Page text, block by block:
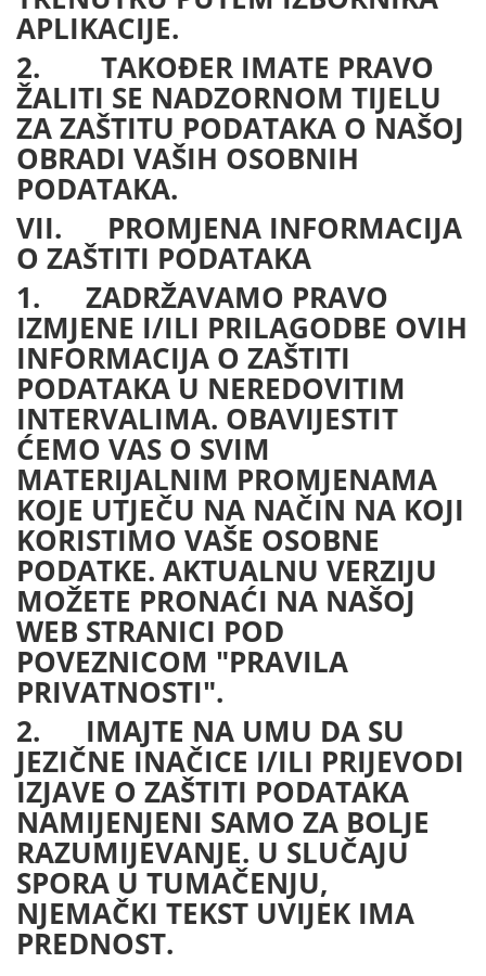
APLIKACIJE.
2. TAKOĐER IMATE PRAVO
ŽALITI SE NADZORNOM TIJELU
ZA ZAŠTITU PODATAKA O NAŠOJ
OBRADI VAŠIH OSOBNIH
PODATAKA.
VII. PROMJENA INFORMACIJA
O ZAŠTITI PODATAKA
1. ZADRŽAVAMO PRAVO
IZMJENE I/ILI PRILAGODBE OVIH
INFORMACIJA O ZAŠTITI
PODATAKA U NEREDOVITIM
INTERVALIMA. OBAVIJESTIT
ĆEMO VAS O SVIM
MATERIJALNIM PROMJENAMA
KOJE UTJEČU NA NAČIN NA KOJI
KORISTIMO VAŠE OSOBNE
PODATKE. AKTUALNU VERZIJU
MOŽETE PRONAĆI NA NAŠOJ
WEB STRANICI POD
POVEZNICOM "PRAVILA
PRIVATNOSTI".
2. IMAJTE NA UMU DA SU
JEZIČNE INAČICE I/ILI PRIJEVODI
IZJAVE O ZAŠTITI PODATAKA
NAMIJENJENI SAMO ZA BOLJE
RAZUMIJEVANJE. U SLUČAJU
SPORA U TUMAČENJU,
NJEMAČKI TEKST UVIJEK IMA
PREDNOST.